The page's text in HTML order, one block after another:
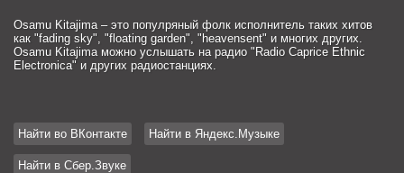
Osamu Kitajima – это популряный фолк исполнитель таких хитов
как "fading sky", "floating garden", "heavensent" и многих других.
Osamu Kitajima можно услышать на радио "Radio Caprice Ethnic
Electronica" и других радиостанциях.
Найти во ВКонтакте Найти в Яндекс.Музыке
Найти в Сбер.Звуке